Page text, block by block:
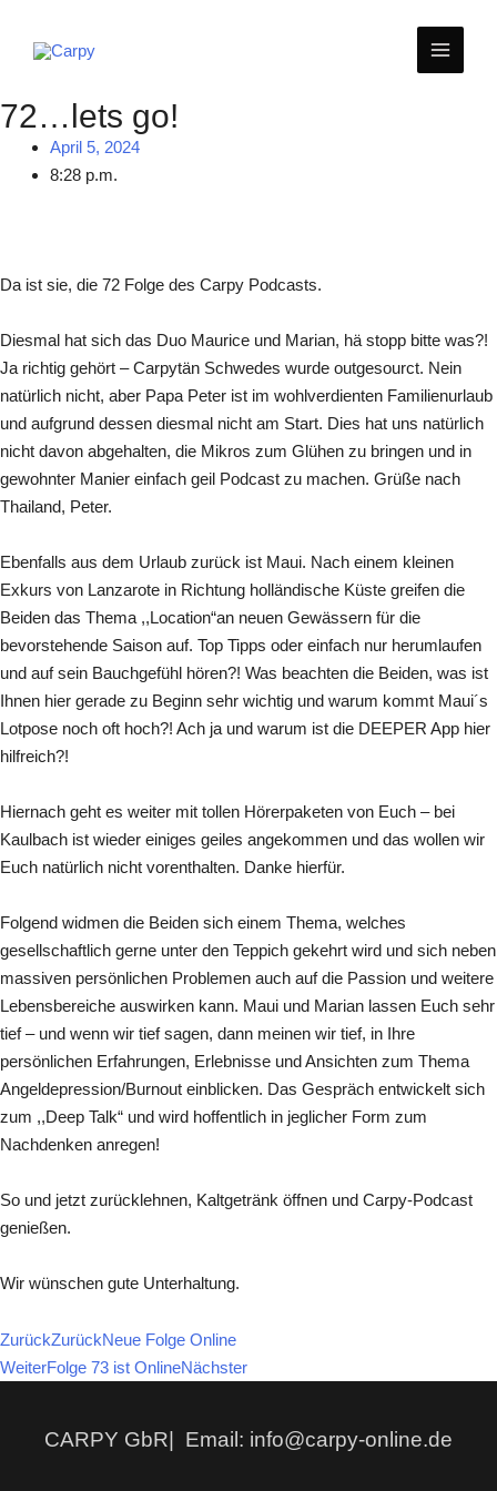
Inhalt
MAIN
72…lets go!
April 5, 2024
8:28 p.m.
Da ist sie, die 72 Folge des Carpy Podcasts.
Diesmal hat sich das Duo Maurice und Marian, hä stopp bitte was?!
Ja richtig gehört – Carpytän Schwedes wurde outgesourct. Nein
natürlich nicht, aber Papa Peter ist im wohlverdienten Familienurlaub
und aufgrund dessen diesmal nicht am Start. Dies hat uns natürlich
nicht davon abgehalten, die Mikros zum Glühen zu bringen und in
gewohnter Manier einfach geil Podcast zu machen. Grüße nach
Thailand, Peter.
Ebenfalls aus dem Urlaub zurück ist Maui. Nach einem kleinen
Exkurs von Lanzarote in Richtung holländische Küste greifen die
Beiden das Thema ,,Location“an neuen Gewässern für die
bevorstehende Saison auf. Top Tipps oder einfach nur herumlaufen
und auf sein Bauchgefühl hören?! Was beachten die Beiden, was ist
Ihnen hier gerade zu Beginn sehr wichtig und warum kommt Maui´s
Lotpose noch oft hoch?! Ach ja und warum ist die DEEPER App hier
hilfreich?!
Hiernach geht es weiter mit tollen Hörerpaketen von Euch – bei
Kaulbach ist wieder einiges geiles angekommen und das wollen wir
Euch natürlich nicht vorenthalten. Danke hierfür.
Folgend widmen die Beiden sich einem Thema, welches
gesellschaftlich gerne unter den Teppich gekehrt wird und sich neben
massiven persönlichen Problemen auch auf die Passion und weitere
Lebensbereiche auswirken kann. Maui und Marian lassen Euch sehr
tief – und wenn wir tief sagen, dann meinen wir tief, in Ihre
persönlichen Erfahrungen, Erlebnisse und Ansichten zum Thema
Angeldepression/Burnout einblicken. Das Gespräch entwickelt sich
zum ,,Deep Talk“ und wird hoffentlich in jeglicher Form zum
Nachdenken anregen!
So und jetzt zurücklehnen, Kaltgetränk öffnen und Carpy-Podcast
genießen.
Wir wünschen gute Unterhaltung.
ZurückZurückNeue Folge Online
WeiterFolge 73 ist OnlineNächster
CARPY GbR| Email: info@carpy-online.de